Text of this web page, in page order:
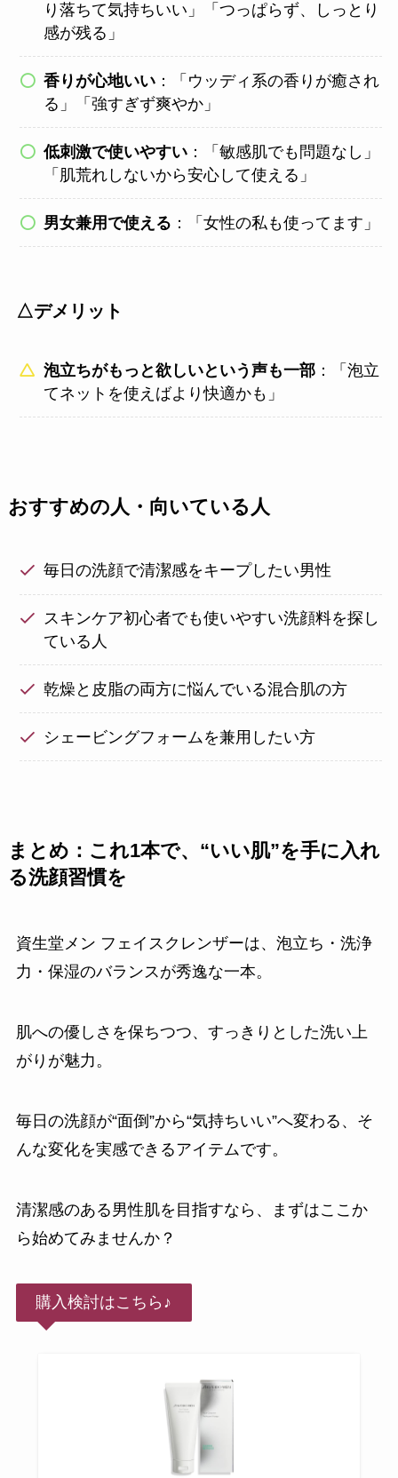
り落ちて気持ちいい」「つっぱらず、しっとり
感が残る」
香りが心地いい ：「ウッディ系の香りが癒され
る」「強すぎず爽やか」
低刺激で使いやすい ：「敏感肌でも問題なし」
「肌荒れしないから安心して使える」
男女兼用で使える ：「女性の私も使ってます」
△デメリット
泡立ちがもっと欲しいという声も一部 ：「泡立
てネットを使えばより快適かも」
おすすめの人・向いている人
毎日の洗顔で清潔感をキープしたい男性
スキンケア初心者でも使いやすい洗顔料を探し
ている人
乾燥と皮脂の両方に悩んでいる混合肌の方
シェービングフォームを兼用したい方
まとめ：これ1本で、“いい肌”を手に入れ
る洗顔習慣を
資生堂メン フェイスクレンザーは、泡立ち・洗浄
力・保湿のバランスが秀逸な一本。
肌への優しさを保ちつつ、すっきりとした洗い上
がりが魅力。
毎日の洗顔が“面倒”から“気持ちいい”へ変わる、そ
んな変化を実感できるアイテムです。
清潔感のある男性肌を目指すなら、まずはここか
ら始めてみませんか？
購入検討はこちら♪